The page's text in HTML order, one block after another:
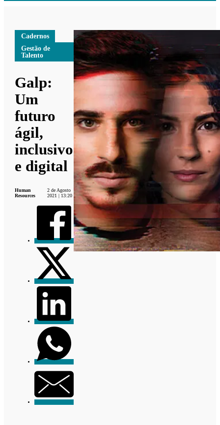
Cadernos
Gestão de
Talento
Galp:
Um
futuro
ágil,
inclusivo
e digital
Human
Resources
2 de Agosto
2021 | 13:20